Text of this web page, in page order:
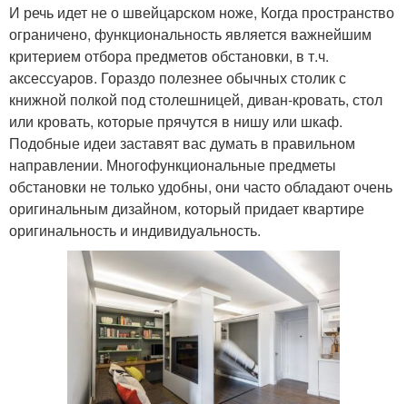
И речь идет не о швейцарском ноже, Когда пространство
ограничено, функциональность является важнейшим
критерием отбора предметов обстановки, в т.ч.
аксессуаров. Гораздо полезнее обычных столик с
книжной полкой под столешницей, диван-кровать, стол
или кровать, которые прячутся в нишу или шкаф.
Подобные идеи заставят вас думать в правильном
направлении. Многофункциональные предметы
обстановки не только удобны, они часто обладают очень
оригинальным дизайном, который придает квартире
оригинальность и индивидуальность.